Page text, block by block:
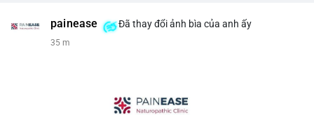
painease Đã thay đổi ảnh bìa của anh ấy
35 m